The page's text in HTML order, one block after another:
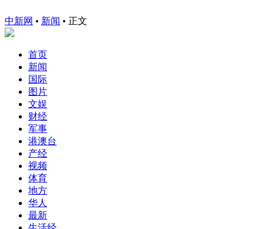
中新网 • 新闻 • 正文
首页
新闻
国际
图片
文娱
财经
军事
港澳台
产经
视频
体育
地方
华人
最新